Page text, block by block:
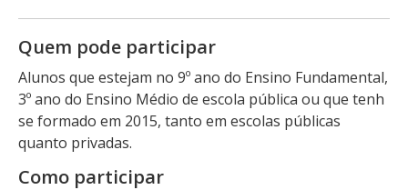
Quem pode participar
Alunos que estejam no 9º ano do Ensino Fundamental,
3º ano do Ensino Médio de escola pública ou que tenh
se formado em 2015, tanto em escolas públicas
quanto privadas.
Como participar